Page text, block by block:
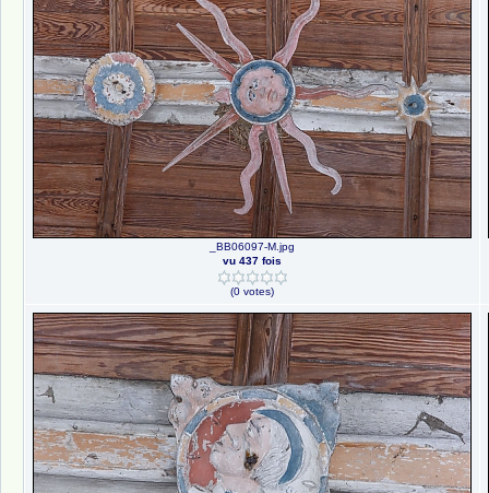
_BB06097-M.jpg
vu 437 fois
(0 votes)